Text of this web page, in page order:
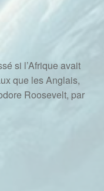
si l’Afrique avait
que les Anglais,
Roosevelt, par